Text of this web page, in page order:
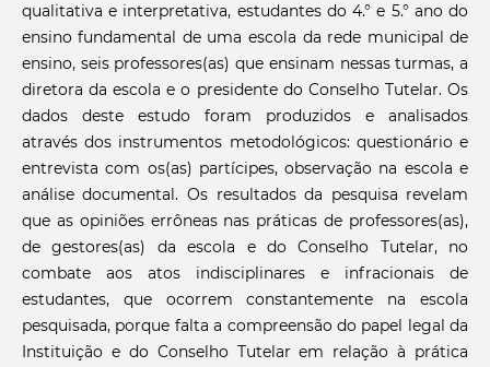
qualitativa e interpretativa, estudantes do 4.° e 5.° ano do
ensino fundamental de uma escola da rede municipal de
ensino, seis professores(as) que ensinam nessas turmas, a
diretora da escola e o presidente do Conselho Tutelar. Os
dados deste estudo foram produzidos e analisados
através dos instrumentos metodológicos: questionário e
entrevista com os(as) partícipes, observação na escola e
análise documental. Os resultados da pesquisa revelam
que as opiniões errôneas nas práticas de professores(as),
de gestores(as) da escola e do Conselho Tutelar, no
combate aos atos indisciplinares e infracionais de
estudantes, que ocorrem constantemente na escola
pesquisada, porque falta a compreensão do papel legal da
Instituição e do Conselho Tutelar em relação à prática